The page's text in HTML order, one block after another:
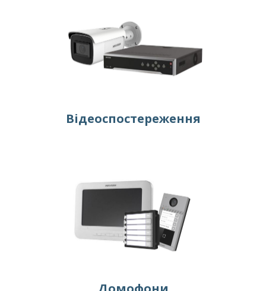
Відеоспостереження